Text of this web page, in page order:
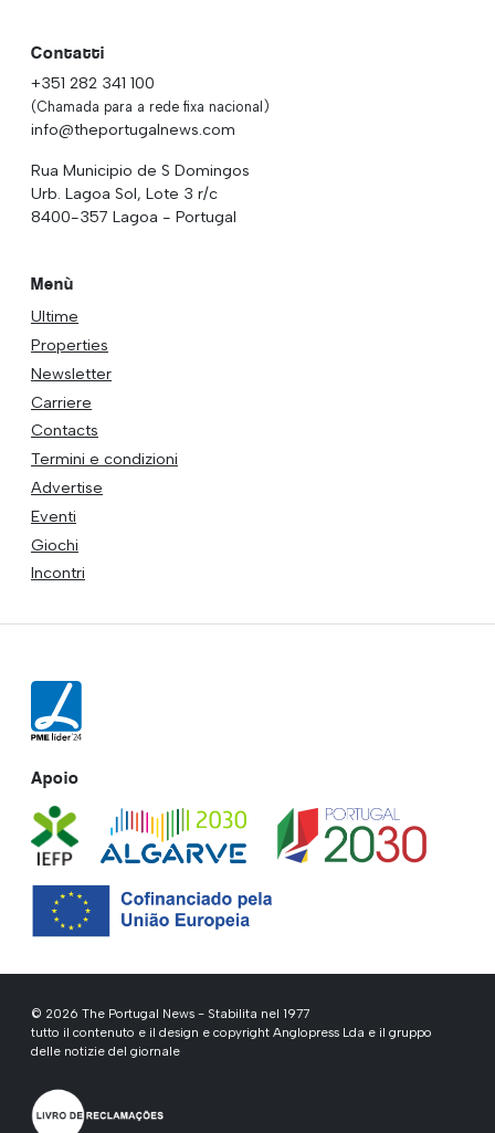
Contatti
+351 282 341 100
(Chamada para a rede fixa nacional)
info@theportugalnews.com
Rua Municipio de S Domingos
Urb. Lagoa Sol, Lote 3 r/c
8400-357 Lagoa - Portugal
Menù
Ultime
Properties
Newsletter
Carriere
Contacts
Termini e condizioni
Advertise
Eventi
Giochi
Incontri
Apoio
© 2026 The Portugal News - Stabilita nel 1977
tutto il contenuto e il design e copyright Anglopress Lda e il gruppo
delle notizie del giornale